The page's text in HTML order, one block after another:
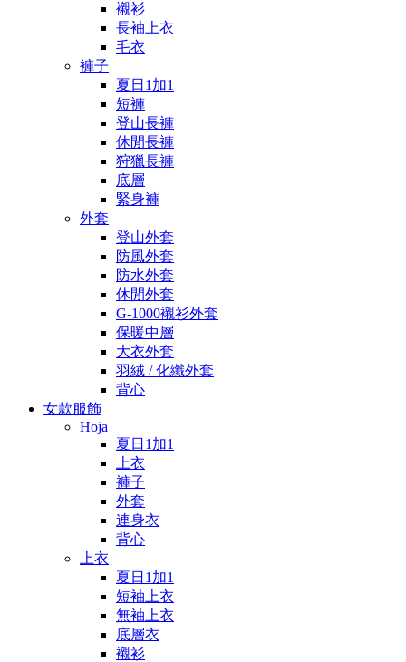
襯衫
長袖上衣
毛衣
褲子
夏日1加1
短褲
登山長褲
休閒長褲
狩獵長褲
底層
緊身褲
外套
登山外套
防風外套
防水外套
休閒外套
G-1000襯衫外套
保暖中層
大衣外套
羽絨 / 化纖外套
背心
女款服飾
Hoja
夏日1加1
上衣
褲子
外套
連身衣
背心
上衣
夏日1加1
短袖上衣
無袖上衣
底層衣
襯衫